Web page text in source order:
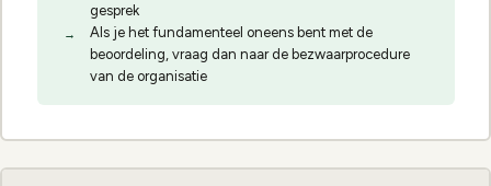
gesprek
Als je het fundamenteel oneens bent met de
beoordeling, vraag dan naar de bezwaarprocedure
van de organisatie